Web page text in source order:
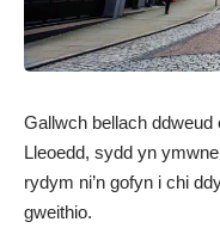
Gallwch bellach
Lleoedd, sydd yn
rydym ni’n gofyn i chi
gweithio.